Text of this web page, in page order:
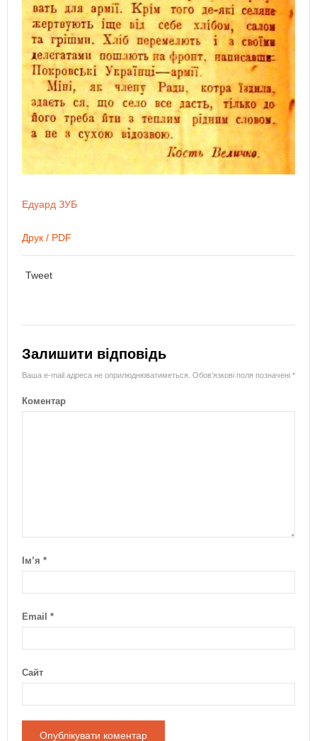
Едуард ЗУБ
Друк / PDF
Tweet
Залишити відповідь
Ваша e-mail адреса не оприлюднюватиметься. Обов’язкові поля позначені *
Коментар
Ім’я *
Email *
Сайт